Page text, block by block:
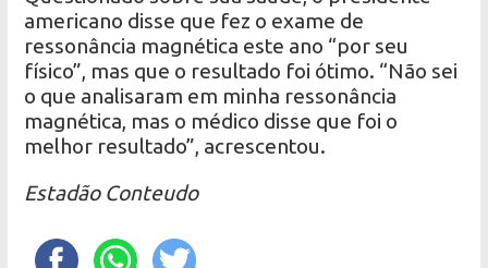
americano disse que fez o exame de
ressonância magnética este ano “por seu
físico”, mas que o resultado foi ótimo. “Não sei
o que analisaram em minha ressonância
magnética, mas o médico disse que foi o
melhor resultado”, acrescentou.
Estadão Conteudo